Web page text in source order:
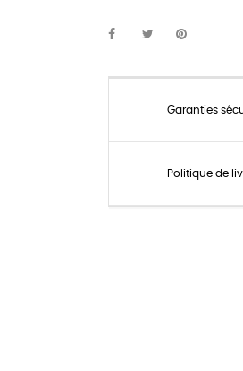
Garanties
Politique de